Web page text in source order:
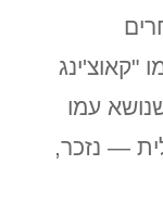
"קאוצ'ינג
עמו
— נזכר,